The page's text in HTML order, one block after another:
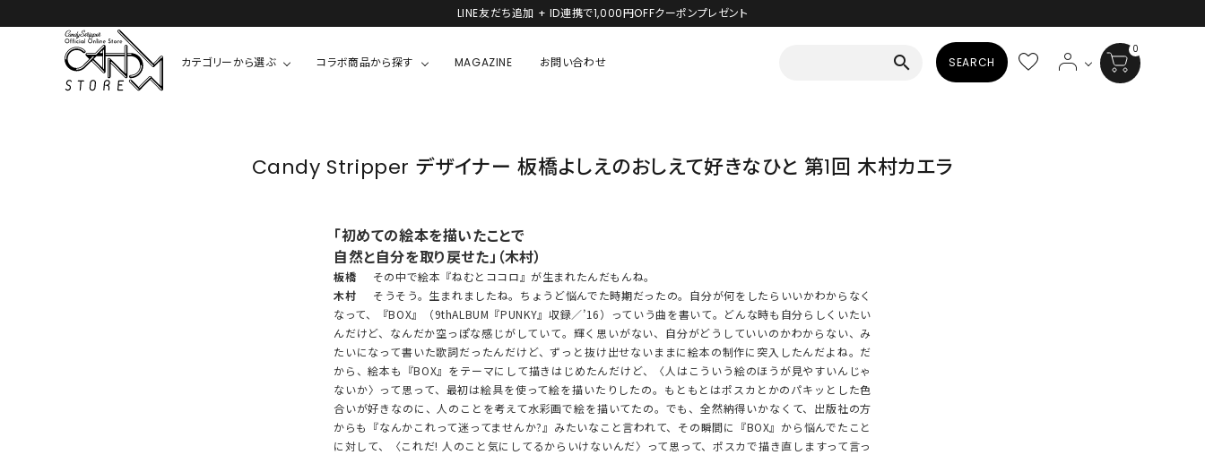
LINE友だち追加 + ID連携で1,000円OFFクーポンプレゼント
カテゴリーから選ぶ
ALL
BLOUSES
ALL
PANTS
ALL
SKIRT
ALL
ALL
SHOES
GOODS
コラボ商品から探す
COOKIE BOY ニャニィニュニェニョン
チャーミーキティ
ウサハナ シナモロール
クレヨンしんちゃん MIKIOSAKABE・THREE TREASURES
HELLO KITTY ダンダダン
MAGAZINE お問い合わせ search SEARCH
0
Candy Stripper デザイナー 板橋よしえのおしえて好きなひと 第1回 木村カエラ
「初めての絵本を描いたことで
自然と自分を取り戻せた」（木村）
板橋
その中で絵本『ねむとココロ』が生まれたんだもんね。
木村
そうそう。生まれましたね。ちょうど悩んでた時期だったの。自分が何をしたらいいかわからなく
なって、『BOX』（9thALBUM『PUNKY』収録／’16）っていう曲を書いて。どんな時も自分らしくいたい
んだけど、なんだか空っぽな感じがしていて。輝く思いがない、自分がどうしていいのかわからない、み
たいになって書いた歌詞だったんだけど、ずっと抜け出せないままに絵本の制作に突入したんだよね。だ
から、絵本も『BOX』をテーマにして描きはじめたんだけど、〈人はこういう絵のほうが見やすいんじゃ
ないか〉って思って、最初は絵具を使って絵を描いたりしたの。もともとはポスカとかのパキッとした色
合いが好きなのに、人のことを考えて水彩画で絵を描いてたの。でも、全然納得いかなくて、出版社の方
からも『なんかこれって迷ってませんか?』みたいなこと言われて、その瞬間に『BOX』から悩んでたこと
に対して、〈これだ! 人のこと気にしてるからいけないんだ〉って思って、ポスカで描き直しますって言っ